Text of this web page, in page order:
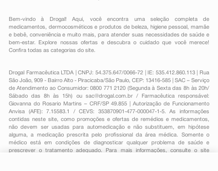
Bem-vindo à Drogal! Aqui, você encontra uma seleção completa de
medicamentos , dermocosméticos e produtos de beleza, higiene pessoal ,mamãe
e bebê, conveniênciae muito mais, para atender suas necessidades de saúde e
bem-estar. Explore nossas ofertas e descubra o cuidado que você merece!
Confira todas as categorias do site.
Drogal Farmacêutica LTDA | CNPJ: 54.375.647/0066-72 | IE: 535.412.860.113 | Rua
São João, 909 - Bairro Alto - Piracicaba/São Paulo, CEP: 13416-585 | SAC – Serviço
de Atendimento ao Consumidor: 0800 771 2120 (Segunda à Sexta das 8h às 20h/
Sábado das 8h às 15h) ou sac@drogal.com.br/ Farmacêutica responsável:
Giovanna do Rosario Martins – CRF/SP 49.855 | Autorização de Funcionamento
Anvisa (AFE): 7.15583.1 / CEVS: 353870901-477-000047-1-5. As informações
contidas neste site, como promoções e ofertas de remédios e medicamentos,
não devem ser usadas para automedicação e não substituem, em hipótese
alguma, a medicação prescrita pelo profissional da área médica. Somente o
médico está em condições de diagnosticar qualquer problema de saúde e
prescrever o tratamento adequado. Para mais informações, consulte o site